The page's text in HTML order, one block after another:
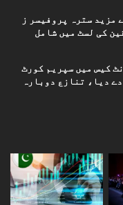
مزید سترہ پروفیسر ز
کی لسٹ میں شامل
کیس میں سپریم کورٹ
دے دیا، تنازع دوبارہ